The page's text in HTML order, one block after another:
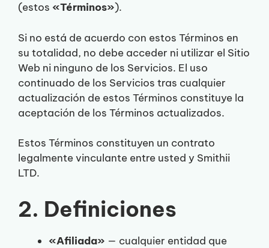
(estos «Términos»).
Si no está de acuerdo con estos Términos en
su totalidad, no debe acceder ni utilizar el Sitio
Web ni ninguno de los Servicios. El uso
continuado de los Servicios tras cualquier
actualización de estos Términos constituye la
aceptación de los Términos actualizados.
Estos Términos constituyen un contrato
legalmente vinculante entre usted y Smithii
LTD.
2. Definiciones
«Afiliada» — cualquier entidad que